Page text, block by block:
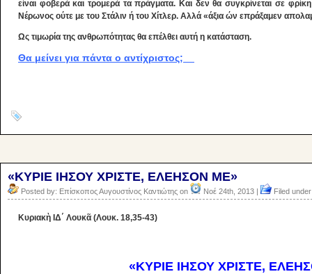
είναι φοβερά και τρομερά τα πράγματα. Και δεν θα συγκρίνεται σε
Νέρωνος ούτε με του Στάλιν ή του Χίτλερ. Αλλά «άξια ών επράξαμεν
Ως τιμωρία της ανθρωπότητας θα επέλθει αυτή η κατάσταση.
Θα μείνει για πάντα ο αντίχριστος;
«ΚYΡΙΕ ΙΗΣΟΥ ΧΡΙΣΤΕ, ΕΛΕΗΣΟΝ ΜΕ»
Posted by: Επίσκοπος Αυγουστίνος Καντιώτης on Νοέ 24th, 2013 | Filed
Κυριακὴ ΙΔ΄ Λουκᾶ (Λουκ. 18,35-43)
«ΚYΡΙΕ ΙΗΣΟΥ ΧΡΙΣΤΕ,